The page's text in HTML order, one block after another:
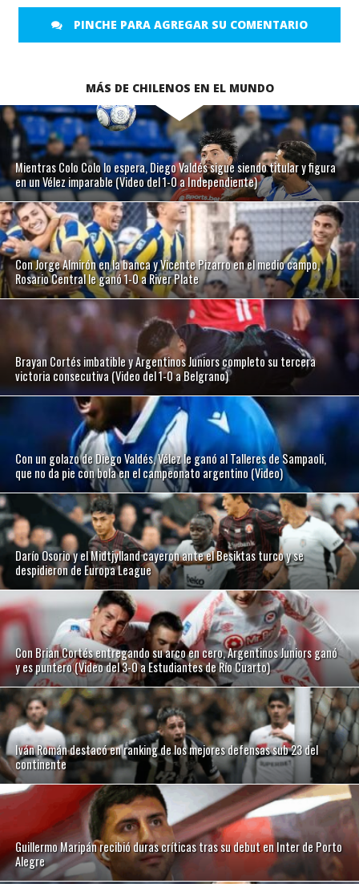
PINCHE PARA AGREGAR SU COMENTARIO
MÁS DE CHILENOS EN EL MUNDO
Mientras Colo Colo lo espera, Diego Valdés sigue siendo titular y figura
en un Vélez imparable (Video del 1-0 a Independiente)
Con Jorge Almirón en la banca y Vicente Pizarro en el medio campo,
Rosario Central le ganó 1-0 a River Plate
Brayan Cortés imbatible y Argentinos Juniors completo su tercera
victoria consecutiva (Video del 1-0 a Belgrano)
Con un golazo de Diego Valdés, Vélez le ganó al Talleres de Sampaoli,
que no da pie con bola en el campeonato argentino (Video)
Darío Osorio y el Midtjylland cayeron ante el Besiktas turco y se
despidieron de Europa League
Con Brian Cortés entregando su arco en cero, Argentinos Juniors ganó
y es puntero (Video del 3-0 a Estudiantes de Río Cuarto)
Iván Román destacó en ranking de los mejores defensas sub 23 del
continente
Guillermo Maripán recibió duras críticas tras su debut en Inter de Porto
Alegre